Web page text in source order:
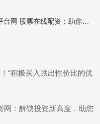
全国股票配资平台网 股票在线配资：助你放大收益，轻松理财
“积极买入跌出性价比的优
：解锁投资新高度，助您